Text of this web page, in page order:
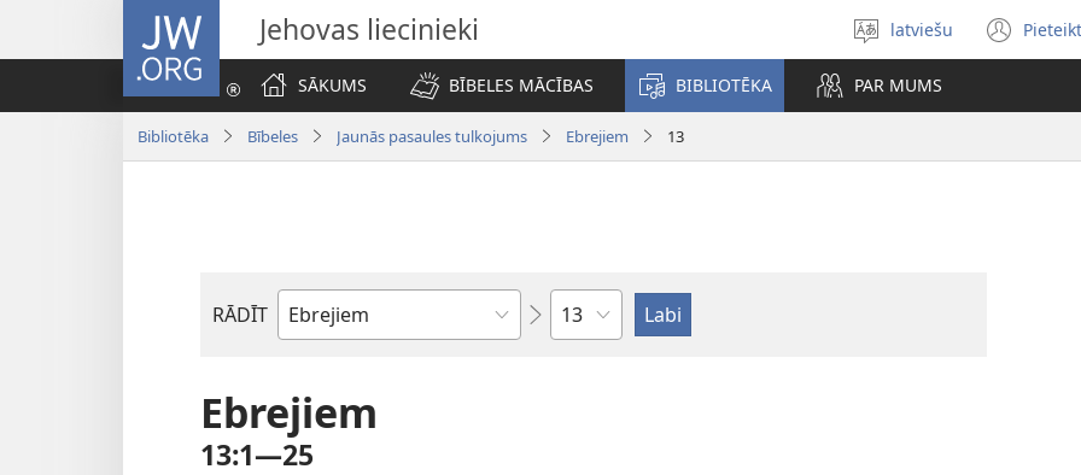
JW.ORG Jehovas liecinieki
Izvēlieties
valodu
latviešu
new
SĀKUMS
BĪBELES MĀCĪBAS BIBLIOTĒKA PAR MUMS
Bibliotēka Bībeles Jaunās pasaules tulkojums Ebrejiem 13
RĀDĪT
Pēc
grāmatām
Pēc
nodaļām
Ebrejiem
13:1—25